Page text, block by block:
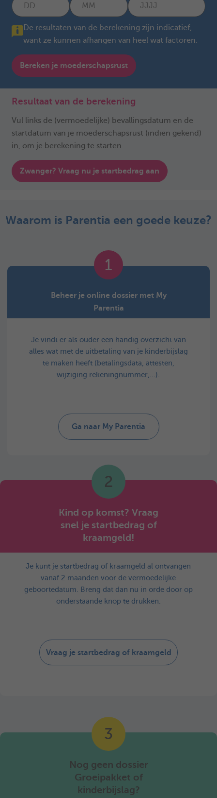
De resultaten van de berekening zijn indicatief,
want ze kunnen afhangen van heel wat factoren.
Bereken je moederschapsrust
Resultaat van de berekening
Vul links de (vermoedelijke) bevallingsdatum en de
startdatum van je moederschapsrust (indien gekend)
in, om je berekening te starten.
Zwanger? Vraag nu je startbedrag aan
Waarom is Parentia een goede keuze?
1
Beheer je online dossier met My
Parentia
Je vindt er als ouder een handig overzicht van
alles wat met de uitbetaling van je kinderbijslag
te maken heeft (betalingsdata, attesten,
wijziging rekeningnummer,…).
Ga naar My Parentia
2
Kind op komst? Vraag
snel je startbedrag of
kraamgeld!
Je kunt je startbedrag of kraamgeld al ontvangen
vanaf 2 maanden voor de vermoedelijke
geboortedatum. Breng dat dan nu in orde door op
onderstaande knop te drukken.
Vraag je startbedrag of kraamgeld
3
Nog geen dossier
Groeipakket of
kinderbijslag?